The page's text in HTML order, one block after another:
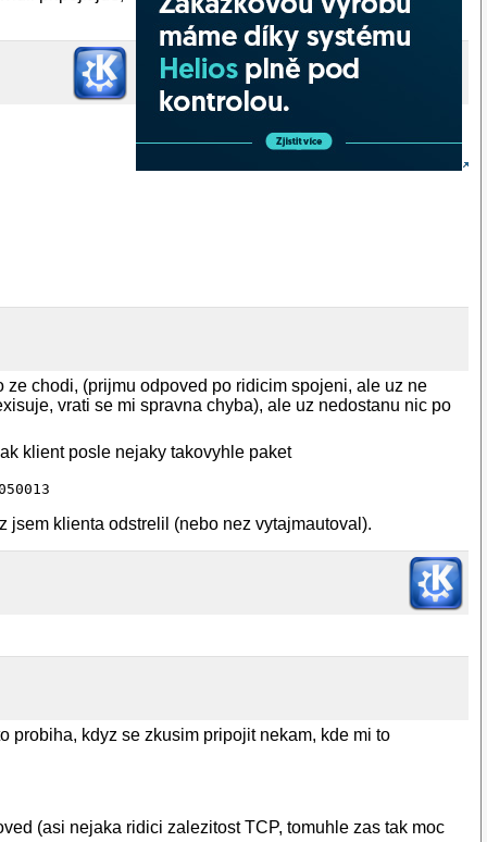
chodi, (prijmu odpoved po ridicim spojeni, ale uz ne
vrati se mi spravna chyba), ale uz nedostanu nic po
klient posle nejaky takovyhle paket
jsem klienta odstrelil (nebo nez vytajmautoval).
probiha, kdyz se zkusim pripojit nekam, kde mi to
(asi nejaka ridici zalezitost TCP, tomuhle zas tak moc